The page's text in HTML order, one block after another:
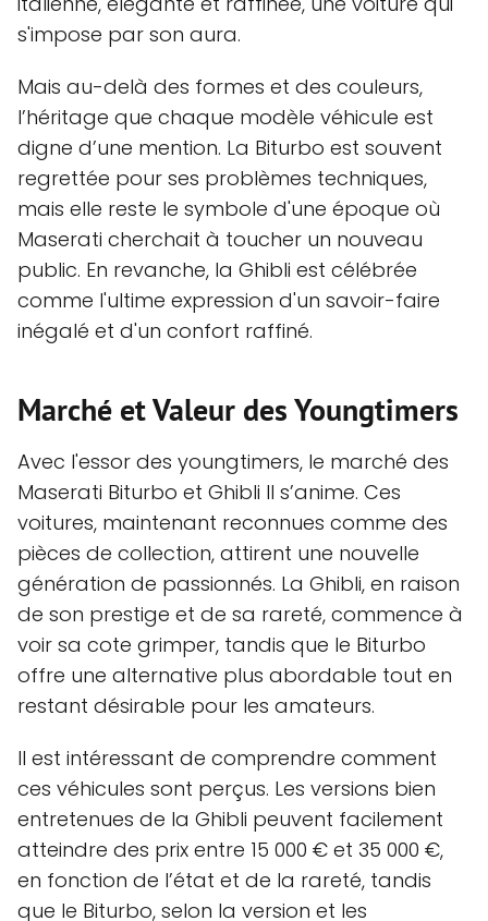
s'impose par son aura.
Mais au-delà des formes et des couleurs,
l’héritage que chaque modèle véhicule est
digne d’une mention. La Biturbo est souvent
regrettée pour ses problèmes techniques,
mais elle reste le symbole d'une époque où
Maserati cherchait à toucher un nouveau
public. En revanche, la Ghibli est célébrée
comme l'ultime expression d'un savoir-faire
inégalé et d'un confort raffiné.
Marché et Valeur des Youngtimers
Avec l'essor des youngtimers, le marché des
Maserati Biturbo et Ghibli II s’anime. Ces
voitures, maintenant reconnues comme des
pièces de collection, attirent une nouvelle
génération de passionnés. La Ghibli, en raison
de son prestige et de sa rareté, commence à
voir sa cote grimper, tandis que le Biturbo
offre une alternative plus abordable tout en
restant désirable pour les amateurs.
Il est intéressant de comprendre comment
ces véhicules sont perçus. Les versions bien
entretenues de la Ghibli peuvent facilement
atteindre des prix entre 15 000 € et 35 000 €,
en fonction de l’état et de la rareté, tandis
que le Biturbo, selon la version et les